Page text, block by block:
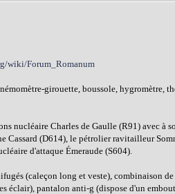
wiki/Forum_Romanum
girouette, boussole, hygromètre,
nucléaire Charles de Gaulle (R91) avec à
Cassard (D614), le pétrolier ravitailleur
d'attaque Émeraude (S604).
(caleçon long et veste), combinaison
éclair), pantalon anti-g (dispose d'un